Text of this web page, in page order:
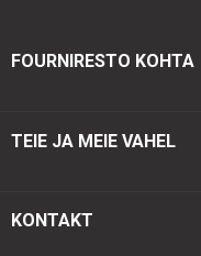
FOURNIRESTO KOHTA
TEIE JA MEIE VAHEL
KONTAKT